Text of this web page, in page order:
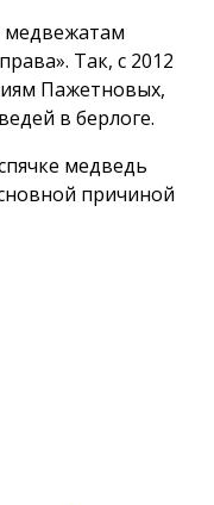
медвежатам
Так, с 2012
Пажетновых,
в берлоге.
медведь
причиной